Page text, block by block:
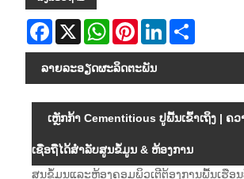
Facebook
X WhatsAppPinterestLinkedIn
ລາຍ​ລະ​ອຽດ​ຜະ​ລິດ​ຕະ​ພັນ
ເຫຼັກກ້າ Cementitious ປູພື້ນເຂົ້າເຖິງ | ຄ
ເຊື່ອຖືໄດ້ສໍາລັບສູນຂໍ້ມູນ & ຫ້ອງການ
ສູນຂໍ້ມູນແລະຫ້ອງຄອມພິວເຕີຕ້ອງການພື້ນເຮືອ